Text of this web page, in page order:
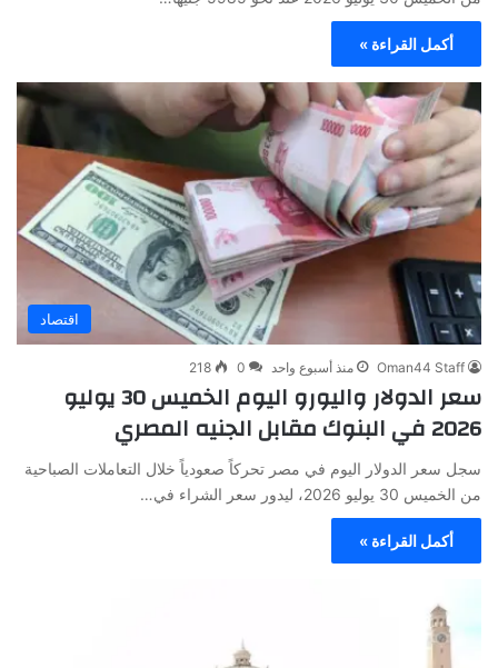
أكمل القراءة »
اقتصاد
Oman44 Staff منذ أسبوع واحد 0
218
سعر الدولار واليورو اليوم الخميس 30 يوليو
2026 في البنوك مقابل الجنيه المصري
سجل سعر الدولار اليوم في مصر تحركاً صعودياً خلال التعاملات الصباحية
من الخميس 30 يوليو 2026، ليدور سعر الشراء في…
أكمل القراءة »